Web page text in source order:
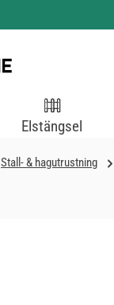
Elstängsel
Stall- & hagutrustning